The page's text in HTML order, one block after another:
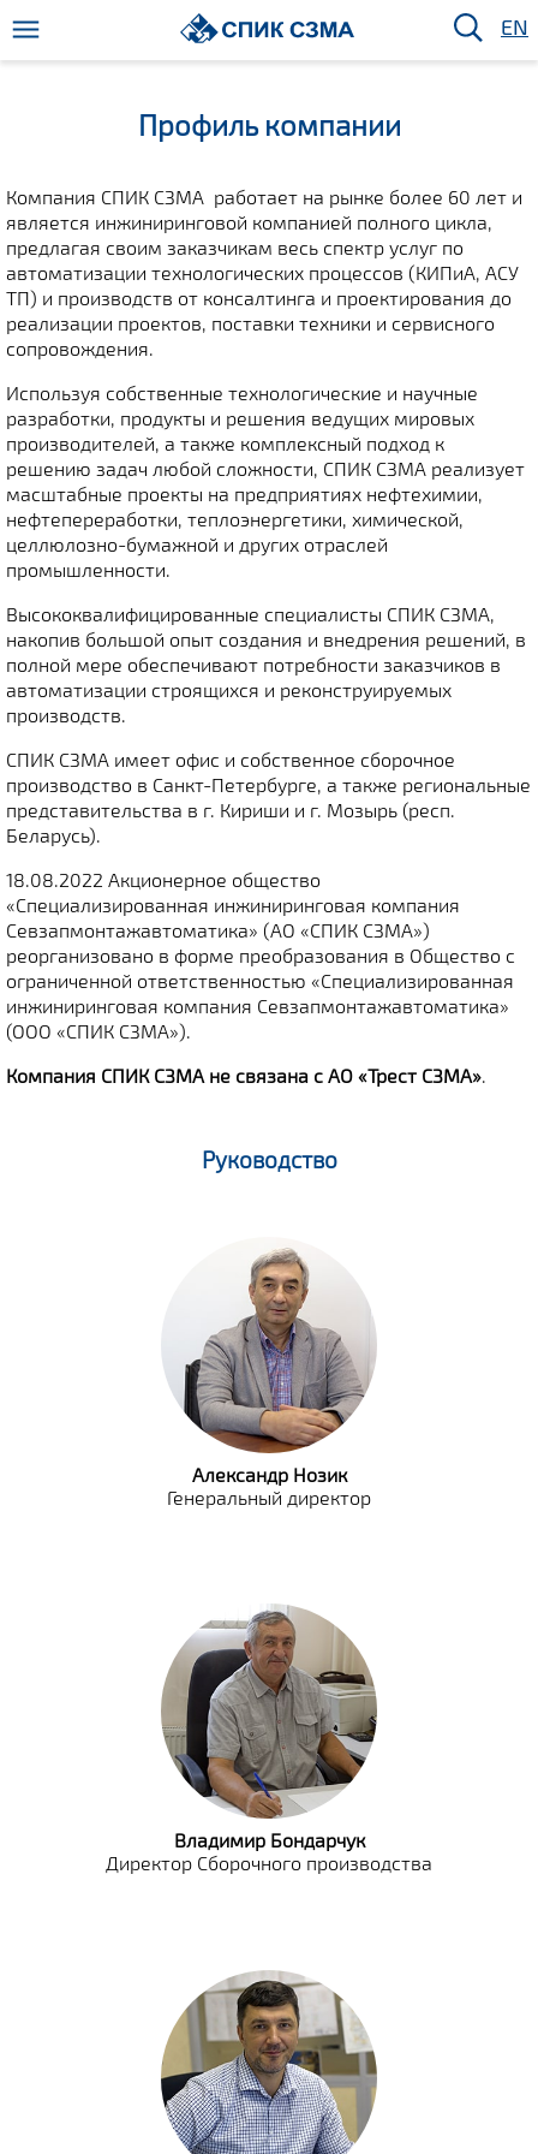
EN
Профиль компании
Компания СПИК СЗМА работает на рынке более 60 лет и
является инжиниринговой компанией полного цикла,
предлагая своим заказчикам весь спектр услуг по
автоматизации технологических процессов (КИПиА, АСУ
ТП) и производств от консалтинга и проектирования до
реализации проектов, поставки техники и сервисного
сопровождения.
Используя собственные технологические и научные
разработки, продукты и решения ведущих мировых
производителей, а также комплексный подход к
решению задач любой сложности, СПИК СЗМА реализует
масштабные проекты на предприятиях нефтехимии,
нефтепереработки, теплоэнергетики, химической,
целлюлозно-бумажной и других отраслей
промышленности.
Высококвалифицированные специалисты СПИК СЗМА,
накопив большой опыт создания и внедрения решений, в
полной мере обеспечивают потребности заказчиков в
автоматизации строящихся и реконструируемых
производств.
СПИК СЗМА имеет офис и собственное сборочное
производство в Санкт-Петербурге, а также региональные
представительства в г. Кириши и г. Мозырь (респ.
Беларусь).
18.08.2022 Акционерное общество
«Специализированная инжиниринговая компания
Севзапмонтажавтоматика» (АО «СПИК СЗМА»)
реорганизовано в форме преобразования в Общество с
ограниченной ответственностью «Специализированная
инжиниринговая компания Севзапмонтажавтоматика»
(ООО «СПИК СЗМА»).
Компания СПИК СЗМА не связана с АО «Трест СЗМА».
Руководство
Александр Нозик
Генеральный директор
Владимир Бондарчук
Директор Сборочного производства